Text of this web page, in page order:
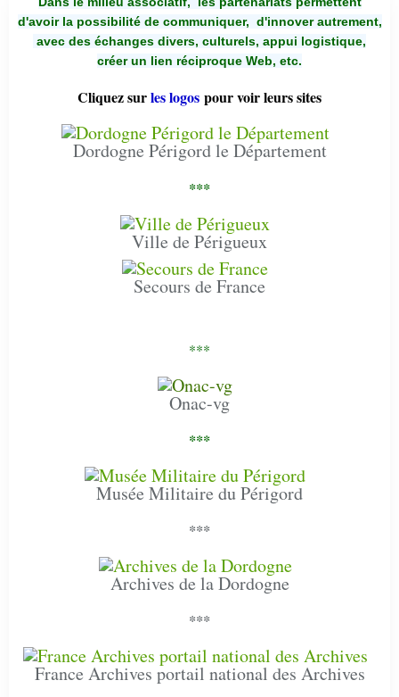
d'avoir la possibilité de communiquer, d'innover autrement,
avec des échanges divers, culturels, appui logistique,
créer un lien réciproque Web, etc.
Cliquez surles logos pour voir leurs sites
Dordogne Périgord le Département
***
Ville de Périgueux
Secours de France
***
Onac-vg
***
Musée Militaire du Périgord
***
Archives de la Dordogne
***
France Archives portail national des Archives